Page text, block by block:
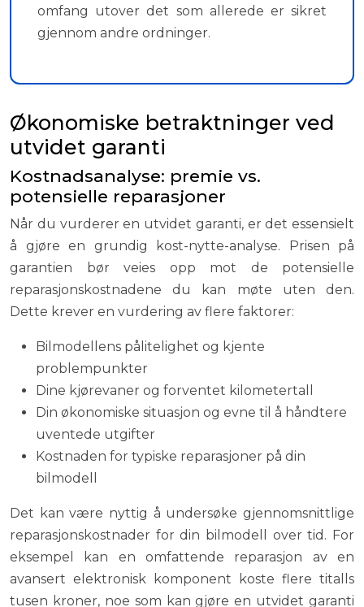
omfang utover det som allerede er sikret
gjennom andre ordninger.
Økonomiske betraktninger ved
utvidet garanti
Kostnadsanalyse: premie vs.
potensielle reparasjoner
Når du vurderer en utvidet garanti, er det essensielt
å gjøre en grundig kost-nytte-analyse. Prisen på
garantien bør veies opp mot de potensielle
reparasjonskostnadene du kan møte uten den.
Dette krever en vurdering av flere faktorer:
Bilmodellens pålitelighet og kjente
problempunkter
Dine kjørevaner og forventet kilometertall
Din økonomiske situasjon og evne til å håndtere
uventede utgifter
Kostnaden for typiske reparasjoner på din
bilmodell
Det kan være nyttig å undersøke gjennomsnittlige
reparasjonskostnader for din bilmodell over tid. For
eksempel kan en omfattende reparasjon av en
avansert elektronisk komponent koste flere titalls
tusen kroner, noe som kan gjøre en utvidet garanti